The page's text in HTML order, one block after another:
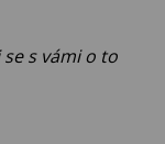
s vámi o to